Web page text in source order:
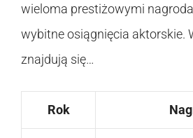
wieloma prestiżowymi
wybitne osiągnięcia aktorskie.
znajdują się…
Rok